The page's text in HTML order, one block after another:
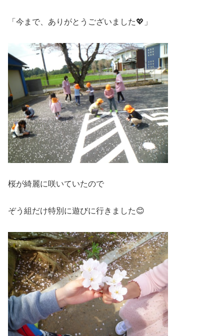
「今まで、ありがとうございました💖」
桜が綺麗に咲いていたので
ぞう組だけ特別に遊びに行きました😊